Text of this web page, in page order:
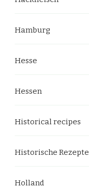
Hamburg
Hesse
Hessen
Historical recipes
Historische Rezepte
Holland